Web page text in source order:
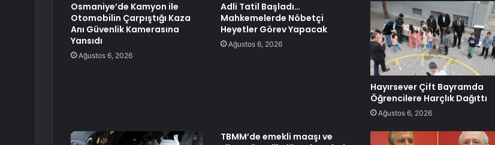
Osmaniye’de Kamyon ile
Otomobilin Çarpıştığı Kaza
Anı Güvenlik Kamerasına
Yansıdı
Ağustos 6, 2026
Adli Tatil Başladı…
Mahkemelerde Nöbetçi
Heyetler Görev Yapacak
Ağustos 6, 2026
Hayırsever Çift Bayramda
Öğrencilere Harçlık Dağıttı
Ağustos 6, 2026
TBMM’de emekli maaşı ve